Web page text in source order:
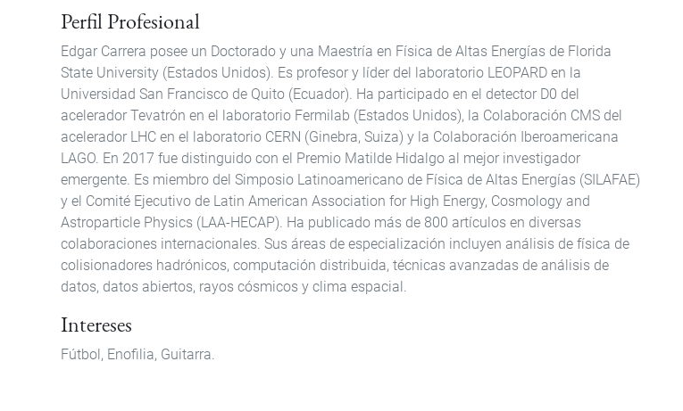
Perfil Profesional
Edgar Carrera posee un Doctorado y una Maestría en Física de Altas Energías de Florida
State University (Estados Unidos). Es profesor y líder del laboratorio LEOPARD en la
Universidad San Francisco de Quito (Ecuador). Ha participado en el detector D0 del
acelerador Tevatrón en el laboratorio Fermilab (Estados Unidos), la Colaboración CMS del
acelerador LHC en el laboratorio CERN (Ginebra, Suiza) y la Colaboración Iberoamericana
LAGO. En 2017 fue distinguido con el Premio Matilde Hidalgo al mejor investigador
emergente. Es miembro del Simposio Latinoamericano de Física de Altas Energías (SILAFAE)
y el Comité Ejecutivo de Latin American Association for High Energy, Cosmology and
Astroparticle Physics (LAA-HECAP). Ha publicado más de 800 artículos en diversas
colaboraciones internacionales. Sus áreas de especialización incluyen análisis de física de
colisionadores hadrónicos, computación distribuida, técnicas avanzadas de análisis de
datos, datos abiertos, rayos cósmicos y clima espacial.
Intereses
Fútbol, Enofilia, Guitarra.